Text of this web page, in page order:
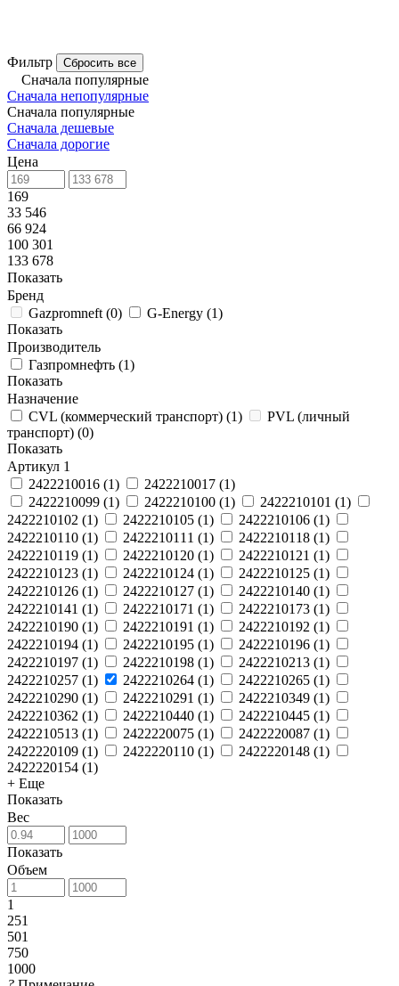
Фильтр Сбросить все
Сначала популярные
Сначала непопулярные
Сначала популярные
Сначала дешевые
Сначала дорогие
Цена
169
33 546
66 924
100 301
133 678
Показать
Бренд
Gazpromneft (0) G-Energy (1)
Показать
Производитель
Газпромнефть (1)
Показать
Назначение
CVL (коммерческий транспорт) (1)
PVL (личный
транспорт) (0)
Показать
Артикул 1
2422210016 (1) 2422210017 (1)
2422210099 (1) 2422210100 (1) 2422210101 (1)
2422210102 (1) 2422210105 (1) 2422210106 (1)
2422210110 (1) 2422210111 (1) 2422210118 (1)
2422210119 (1) 2422210120 (1) 2422210121 (1)
2422210123 (1) 2422210124 (1) 2422210125 (1)
2422210126 (1) 2422210127 (1) 2422210140 (1)
2422210141 (1) 2422210171 (1) 2422210173 (1)
2422210190 (1) 2422210191 (1) 2422210192 (1)
2422210194 (1) 2422210195 (1) 2422210196 (1)
2422210197 (1) 2422210198 (1) 2422210213 (1)
2422210257 (1) 2422210264 (1) 2422210265 (1)
2422210290 (1) 2422210291 (1) 2422210349 (1)
2422210362 (1) 2422210440 (1) 2422210445 (1)
2422210513 (1) 2422220075 (1) 2422220087 (1)
2422220109 (1) 2422220110 (1) 2422220148 (1)
2422220154 (1)
+ Еще
Показать
Вес
Показать
Объем
1
251
501
750
1000